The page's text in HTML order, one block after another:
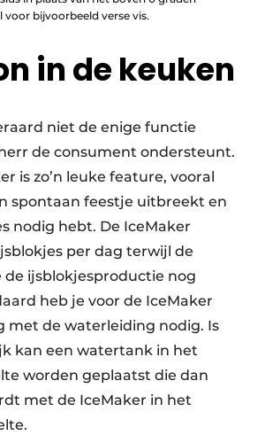
voor bijvoorbeeld verse vis.
in de keuken
niet de enige functie
de consument ondersteunt.
is zo’n leuke feature, vooral
spontaan feestje uitbreekt en
nodig hebt. De IceMaker
per dag terwijl de
de ijsblokjesproductie nog
heb je voor de IceMaker
met de waterleiding nodig. Is
kan een watertank in het
worden geplaatst die dan
met de IceMaker in het